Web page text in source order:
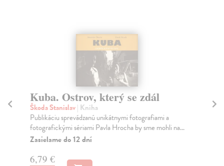
Kuba. Ostrov, který se zdál
Škoda Stanislav| Kniha
Publikáciu sprevádzanú unikátnymi fotografiami a
fotografickými sériami Pavla Hrocha by sme mohli na...
Zasielame do 12 dní
6,79 €